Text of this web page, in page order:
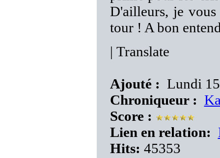
D'ailleurs, je
tour ! A bon
| Translate
Ajouté : Lundi
Chroniqueur :
Score :
Lien en relation:
Hits: 45353